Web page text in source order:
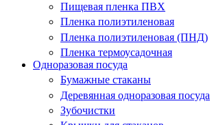
Пищевая пленка ПВХ
Пленка полиэтиленовая
Пленка полиэтиленовая (ПНД)
Пленка термоусадочная
Одноразовая посуда
Бумажные стаканы
Деревянная одноразовая посуда
Зубочистки